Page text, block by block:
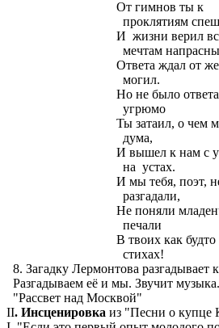
От гимнов ты к
проклятиям
И жизни верил
мечтам
Ответа ждал от
могил.
Но не было
угрюмо
Ты затаил, о чем
дума,
И вышел к нам с
на устах.
И мы тебя, поэт,
разгадали,
Не поняли
печали
В твоих как
стихах!
8. Загадку Лермонтова разгадывает
Разгадываем её и мы. Звучит
"Рассвет над Москвой"
II. Инсценировка из "Песни о купце